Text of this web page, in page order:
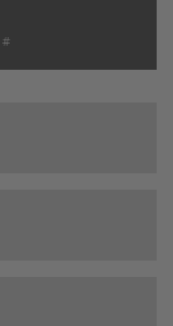
#